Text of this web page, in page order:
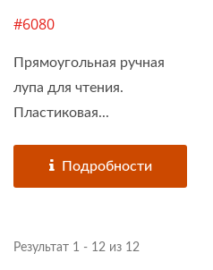
#6080
Прямоугольная ручная
лупа для чтения.
Пластиковая...
Подробности
Результат 1 - 12 из 12